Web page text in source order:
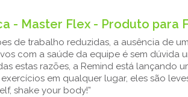
- Master Flex - Produto para
de trabalho reduzidas, a ausência de
com a saúde da equipe é sem
estas razões, a Remind está lançando
em qualquer lugar, eles são
shake your body!”